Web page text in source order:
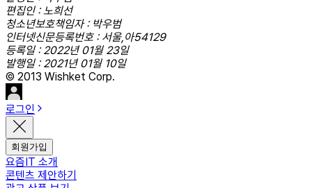
편집인 : 노희선
청소년보호책임자 : 박우범
인터넷신문등록번호 : 서울,아54129
등록일 : 2022년 01월 23일
발행일 : 2021년 01월 10일
© 2013 Wishket Corp.
로그인
회원가입
요즘IT 소개
콘텐츠 제안하기